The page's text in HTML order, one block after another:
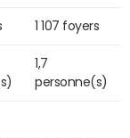
1 107 foyers
1,7
personne(s)